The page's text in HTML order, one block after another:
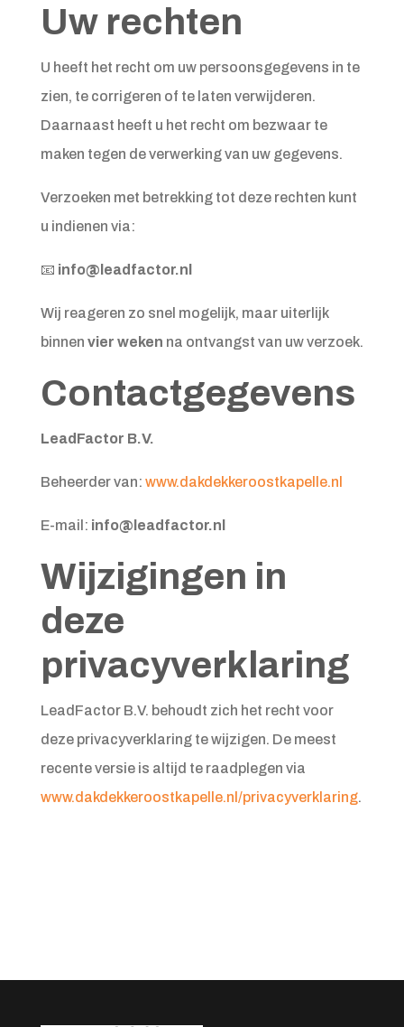
Uw rechten
U heeft het recht om uw persoonsgegevens in te
zien, te corrigeren of te laten verwijderen.
Daarnaast heeft u het recht om bezwaar te
maken tegen de verwerking van uw gegevens.
Verzoeken met betrekking tot deze rechten kunt
u indienen via:
📧 info@leadfactor.nl
Wij reageren zo snel mogelijk, maar uiterlijk
binnen vier weken na ontvangst van uw verzoek.
Contactgegevens
LeadFactor B.V.
Beheerder van: www.dakdekkeroostkapelle.nl
E-mail: info@leadfactor.nl
Wijzigingen in
deze
privacyverklaring
LeadFactor B.V. behoudt zich het recht voor
deze privacyverklaring te wijzigen. De meest
recente versie is altijd te raadplegen via
www.dakdekkeroostkapelle.nl/privacyverklaring.